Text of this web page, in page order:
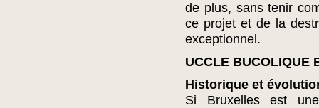
de plus, sans tenir
ce projet et de la
exceptionnel.
UCCLE BUCOLIQUE
Historique et
Si Bruxelles est